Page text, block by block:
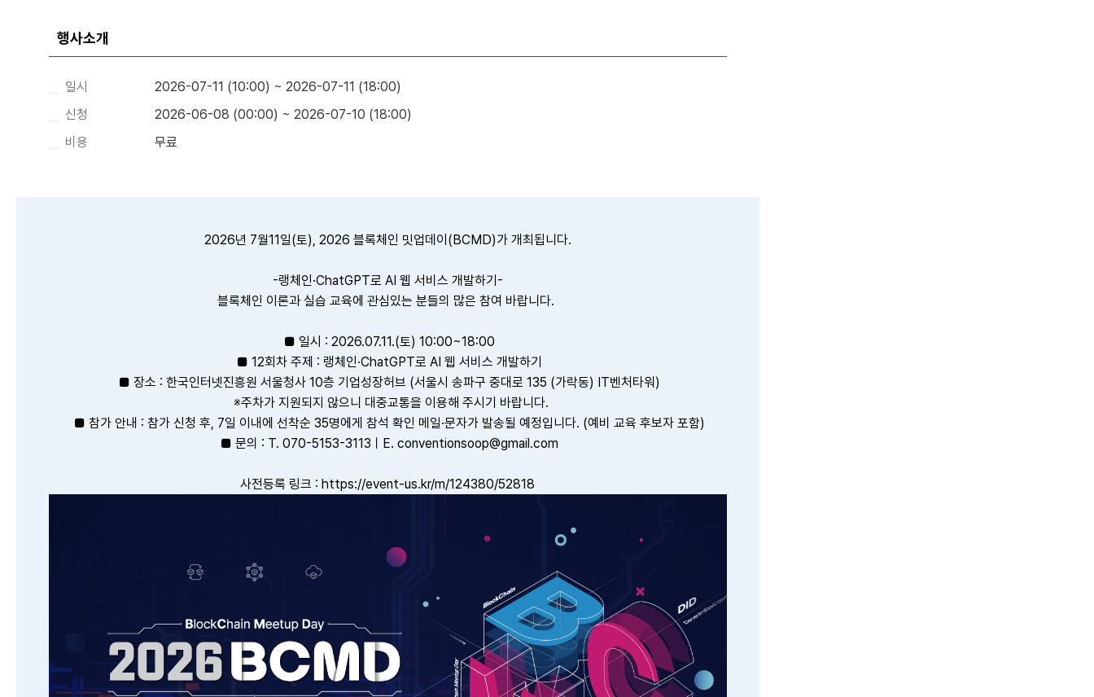
행사소개
일시
2026-07-11 (10:00) ~ 2026-07-11 (18:00)
신청
2026-06-08 (00:00) ~ 2026-07-10 (18:00)
비용
무료
2026년 7월11일(토), 2026 블록체인 밋업데이(BCMD)가 개최됩니다.
-랭체인·ChatGPT로 AI 웹 서비스 개발하기-
블록체인 이론과 실습 교육에 관심있는 분들의 많은 참여 바랍니다.
■ 일시 : 2026.07.11.(토) 10:00~18:00
■ 12회차 주제 : 랭체인·ChatGPT로 AI 웹 서비스 개발하기
■ 장소 : 한국인터넷진흥원 서울청사 10층 기업성장허브 (서울시 송파구 중대로 135 (가락동) IT벤처타워)
※주차가 지원되지 않으니 대중교통을 이용해 주시기 바랍니다.
■ 참가 안내 : 참가 신청 후, 7일 이내에 선착순 35명에게 참석 확인 메일·문자가 발송될 예정입니다. (예비 교육 후보자 포함)
■ 문의 : T. 070-5153-3113ㅣE. conventionsoop@gmail.com
사전등록 링크 : https://event-us.kr/m/124380/52818